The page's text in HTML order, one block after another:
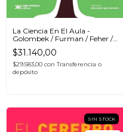
La Ciencia En El Aula -
Golombek / Furman / Feher /
Gellon
$31.140,00
$29.583,00 con Transferencia o
depósito
SIN STOCK